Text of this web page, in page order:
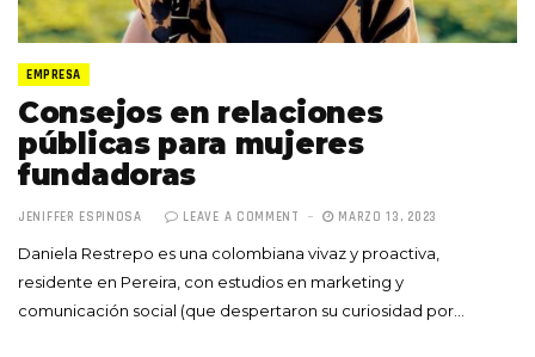
EMPRESA
Consejos en relaciones
públicas para mujeres
fundadoras
JENIFFER ESPINOSA LEAVE A COMMENT MARZO 13, 2023
Daniela Restrepo es una colombiana vivaz y proactiva,
residente en Pereira, con estudios en marketing y
comunicación social (que despertaron su curiosidad por…